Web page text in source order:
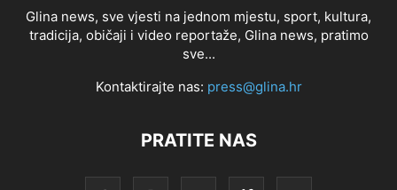
Glina news, sve vjesti na jednom mjestu, sport, kultura,
tradicija, običaji i video reportaže, Glina news, pratimo
sve...
Kontaktirajte nas: press@glina.hr
PRATITE NAS